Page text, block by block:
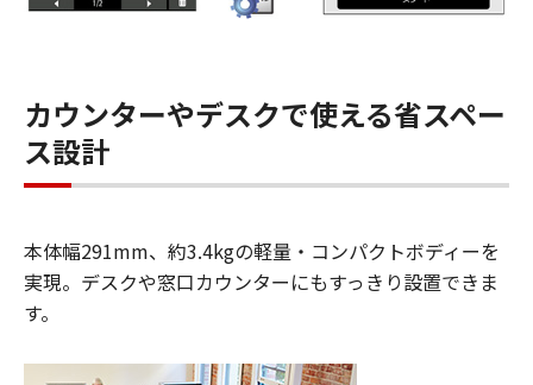
カウンターやデスクで使える省スペー
ス設計
本体幅291mm、約3.4kgの軽量・コンパクトボディーを
実現。デスクや窓口カウンターにもすっきり設置できま
す。